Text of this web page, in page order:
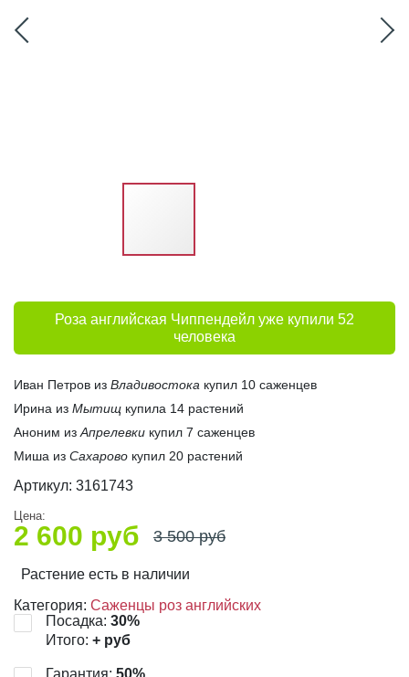
Роза английская Чиппендейл уже купили 52
человека
Иван Петров из Владивостока купил 10 саженцев
Ирина из Мытищ купила 14 растений
Аноним из Апрелевки купил 7 саженцев
Миша из Сахарово купил 20 растений
Артикул: 3161743
Цена:
2 600 руб 3 500руб
Растение есть в наличии
Категория: Саженцы роз английских
Посадка: 30%
Итого: + руб
Гарантия: 50%